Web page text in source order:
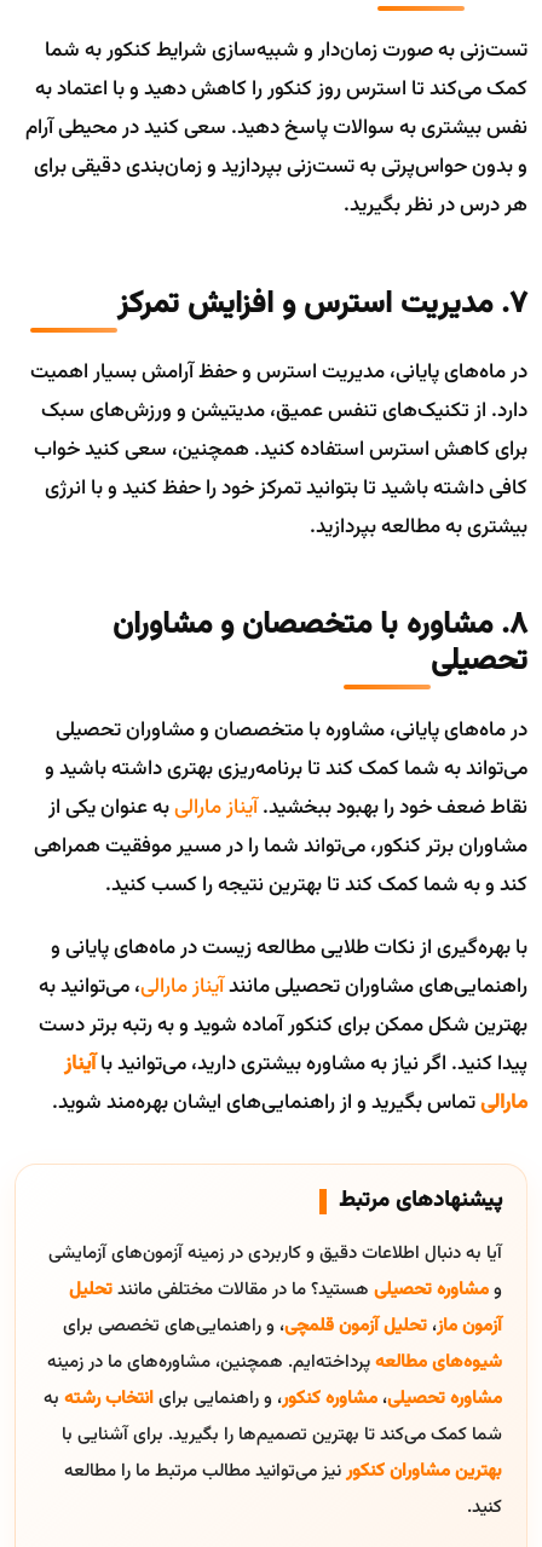
تست‌زنی به صورت زمان‌دار و شبیه‌سازی شرایط کنکور به شما
کمک می‌کند تا استرس روز کنکور را کاهش دهید و با اعتماد به
نفس بیشتری به سوالات پاسخ دهید. سعی کنید در محیطی آرام
و بدون حواس‌پرتی به تست‌زنی بپردازید و زمان‌بندی دقیقی برای
هر درس در نظر بگیرید.
7. مدیریت استرس و افزایش تمرکز
در ماه‌های پایانی، مدیریت استرس و حفظ آرامش بسیار اهمیت
دارد. از تکنیک‌های تنفس عمیق، مدیتیشن و ورزش‌های سبک
برای کاهش استرس استفاده کنید. همچنین، سعی کنید خواب
کافی داشته باشید تا بتوانید تمرکز خود را حفظ کنید و با انرژی
بیشتری به مطالعه بپردازید.
8. مشاوره با متخصصان و مشاوران
تحصیلی
در ماه‌های پایانی، مشاوره با متخصصان و مشاوران تحصیلی
می‌تواند به شما کمک کند تا برنامه‌ریزی بهتری داشته باشید و
نقاط ضعف خود را بهبود ببخشید.آیناز مارالیبه عنوان یکی از
مشاوران برتر کنکور، می‌تواند شما را در مسیر موفقیت همراهی
کند و به شما کمک کند تا بهترین نتیجه را کسب کنید.
با بهره‌گیری از نکات طلایی مطالعه زیست در ماه‌های پایانی و
راهنمایی‌های مشاوران تحصیلی مانندآیناز مارالی، می‌توانید به
بهترین شکل ممکن برای کنکور آماده شوید و به رتبه برتر دست
پیدا کنید. اگر نیاز به مشاوره بیشتری دارید، می‌توانید باآیناز
مارالیتماس بگیرید و از راهنمایی‌های ایشان بهره‌مند شوید.
پیشنهادهای مرتبط
آیا به دنبال اطلاعات دقیق و کاربردی در زمینه آزمون‌های آزمایشی
ومشاوره تحصیلی هستید؟ ما در مقالات مختلفی مانندتحلیل
آزمون ماز، تحلیل آزمون قلمچی، و راهنمایی‌های تخصصی برای
شیوه‌های مطالعهپرداخته‌ایم. همچنین، مشاوره‌های ما در زمینه
مشاوره تحصیلی، مشاوره کنکور، و راهنمایی برایانتخاب رشته به
شما کمک می‌کند تا بهترین تصمیم‌ها را بگیرید. برای آشنایی با
بهترین مشاوران کنکورنیز می‌توانید مطالب مرتبط ما را مطالعه
کنید.